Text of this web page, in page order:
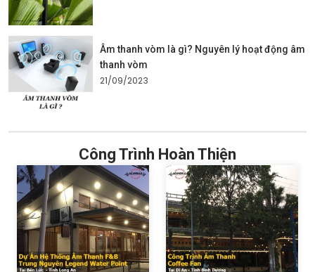
Âm thanh vòm là gì? Nguyên lý hoạt động âm
thanh vòm
21/09/2023
Công Trình Hoàn Thiện